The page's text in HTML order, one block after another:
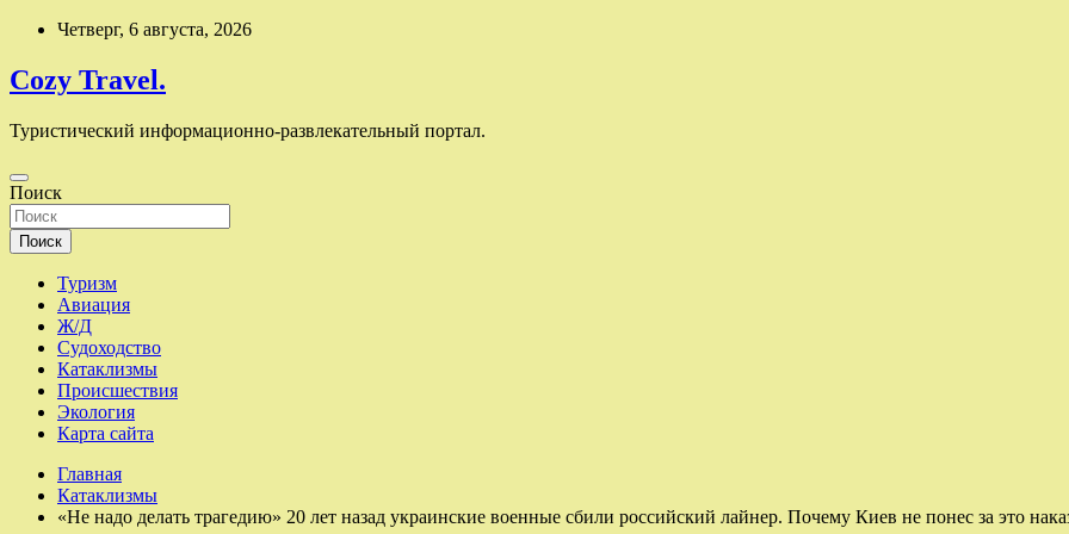
Перейти
содержимому
Четверг, 6 августа, 2026
Cozy Travel.
Туристический информационно-развлекательный портал.
Поиск
Поиск
Туризм
Авиация
Ж/Д
Судоходство
Катаклизмы
Происшествия
Экология
Карта сайта
Главная
Катаклизмы
«Не надо делать трагедию» 20 лет назад украинские военные сбили российский лайнер. Почему Киев не понес за это